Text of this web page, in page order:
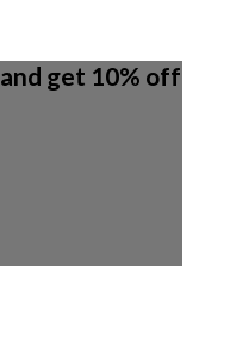
get 10% off